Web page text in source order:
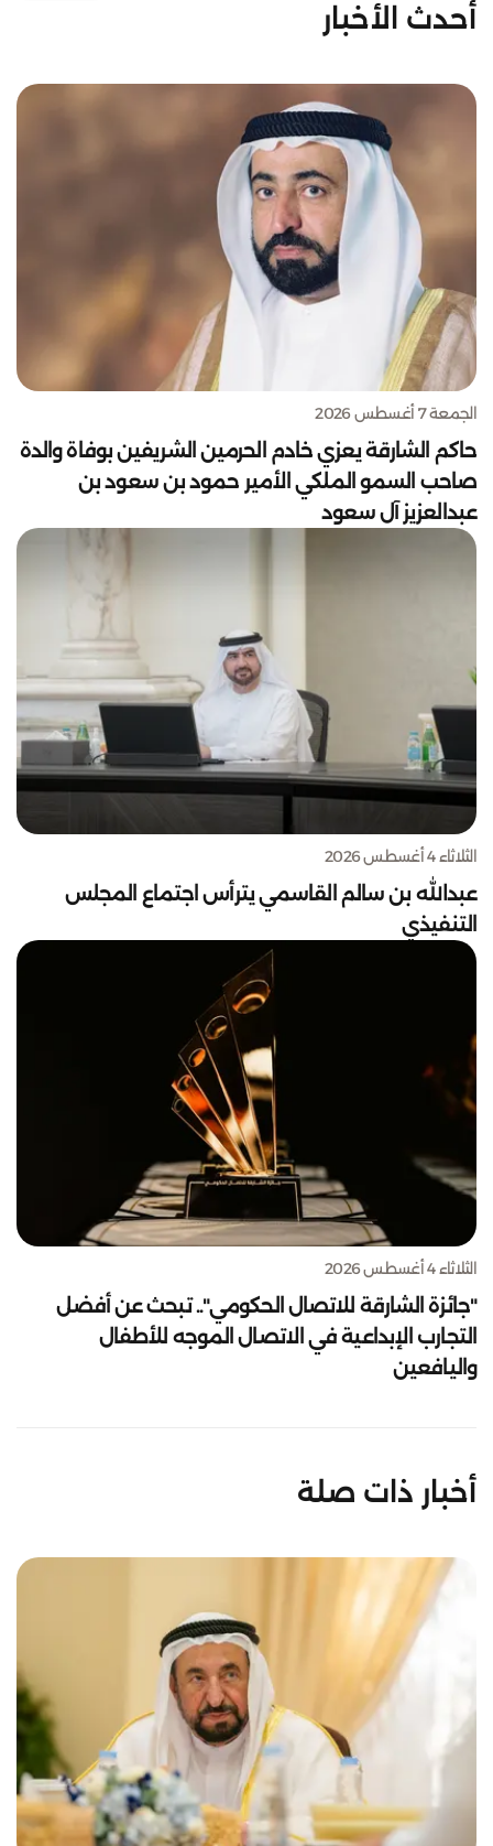
أحدث الأخبار
الجمعة 7 أغسطس 2026
حاكم الشارقة يعزي خادم الحرمين الشريفين بوفاة والدة
صاحب السمو الملكي الأمير حمود بن سعود بن
عبدالعزيز آل سعود
الثلاثاء 4 أغسطس 2026
عبدالله بن سالم القاسمي يترأس اجتماع المجلس
التنفيذي
الثلاثاء 4 أغسطس 2026
"جائزة الشارقة للاتصال الحكومي".. تبحث عن أفضل
التجارب الإبداعية في الاتصال الموجه للأطفال
واليافعين
أخبار ذات صلة